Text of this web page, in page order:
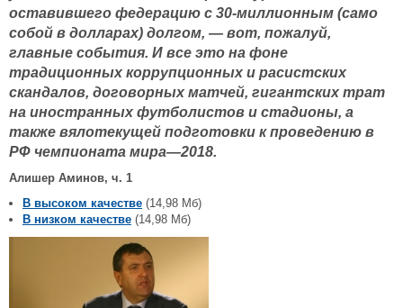
оставившего федерацию с 30-миллионным (само
собой в долларах) долгом, — вот, пожалуй,
главные события. И все это на фоне
традиционных коррупционных и расистских
скандалов, договорных матчей, гигантских трат
на иностранных футболистов и стадионы, а
также вялотекущей подготовки к проведению в
РФ чемпионата мира—2018.
Алишер Аминов, ч. 1
В высоком качестве (14,98 Мб)
В низком качестве (14,98 Мб)